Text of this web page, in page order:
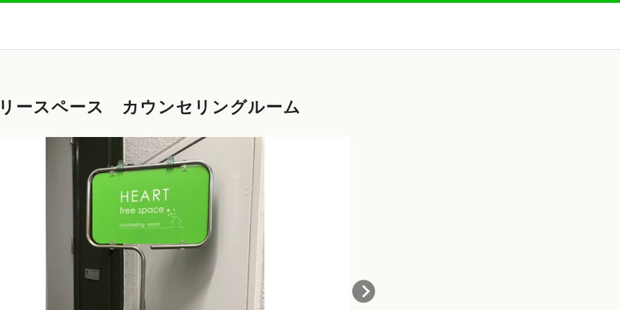
ースペース カウンセリングルーム